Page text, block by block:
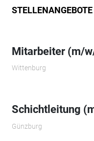
STELLENANGEBOTE
Mitarbeiter (m/
Wittenburg
Schichtleitung
Günzburg